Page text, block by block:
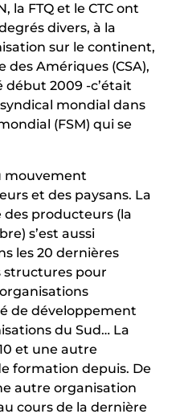
la FTQ et le CTC ont
divers, à la
sur le continent,
des Amériques (CSA),
début 2009 -c’était
mondial dans
(FSM) qui se
mouvement
et des paysans. La
producteurs (la
s’est aussi
les 20 dernières
structures pour
de développement
du Sud… La
et une autre
formation depuis. De
autre organisation
cours de la dernière